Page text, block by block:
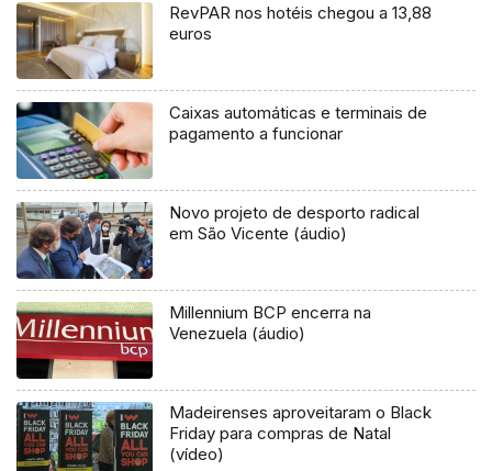
RevPAR nos hotéis chegou a 13,88
euros
Caixas automáticas e terminais de
pagamento a funcionar
Novo projeto de desporto radical
em São Vicente (áudio)
Millennium BCP encerra na
Venezuela (áudio)
Madeirenses aproveitaram o Black
Friday para compras de Natal
(vídeo)